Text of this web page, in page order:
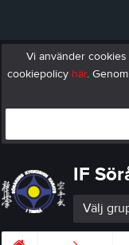
Vi använder
cookiepolicy här.
IF
Välj